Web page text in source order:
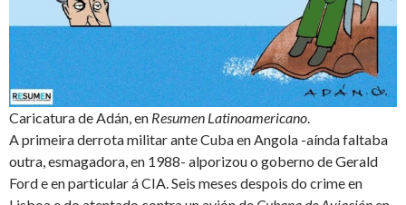
Caricatura de Adán, en Resumen Latinoamericano.
A primeira derrota militar ante Cuba en Angola -aínda faltaba
outra, esmagadora, en 1988- alporizou o goberno de Gerald
Ford e en particular á CIA. Seis meses despois do crime en